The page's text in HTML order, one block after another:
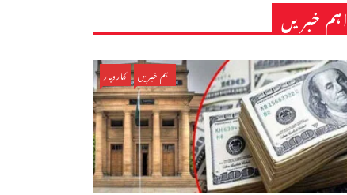
اہم خبریں
اہم خبریں کاروبار